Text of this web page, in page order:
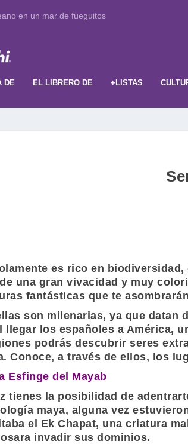
en un mar de fueguitos
DE EL LIBRERO DE +LISTAS
es rico en
una gran vivacidad y muy
fantásticas que te
son milenarias, ya que
llegar los españoles a América,
podrás descubrir seres
Conoce, a través de ellos, los
Esfinge del Mayab
tienes la posibilidad de
maya, alguna vez
el Ek Chapat, una criatura
invadir sus dominios.